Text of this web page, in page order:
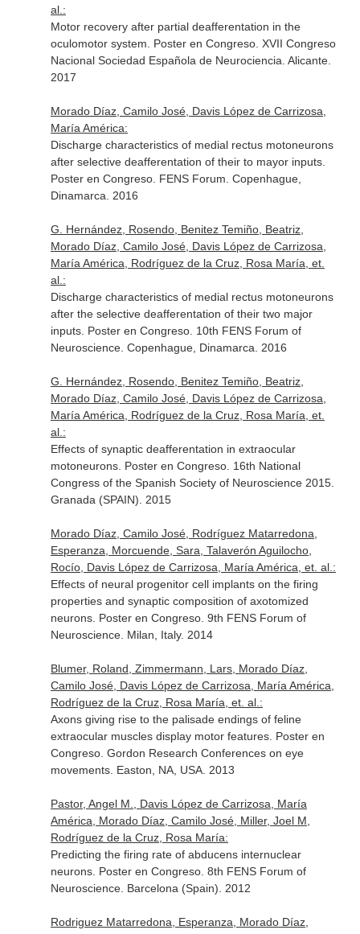
al.:
Motor recovery after partial deafferentation in the
oculomotor system. Poster en Congreso. XVII Congreso
Nacional Sociedad Española de Neurociencia. Alicante.
2017
Morado Díaz, Camilo José, Davis López de Carrizosa,
María América:
Discharge characteristics of medial rectus motoneurons
after selective deafferentation of their to mayor inputs.
Poster en Congreso. FENS Forum. Copenhague,
Dinamarca. 2016
G. Hernández, Rosendo, Benitez Temiño, Beatriz,
Morado Díaz, Camilo José, Davis López de Carrizosa,
María América, Rodríguez de la Cruz, Rosa María, et.
al.:
Discharge characteristics of medial rectus motoneurons
after the selective deafferentation of their two major
inputs. Poster en Congreso. 10th FENS Forum of
Neuroscience. Copenhague, Dinamarca. 2016
G. Hernández, Rosendo, Benitez Temiño, Beatriz,
Morado Díaz, Camilo José, Davis López de Carrizosa,
María América, Rodríguez de la Cruz, Rosa María, et.
al.:
Effects of synaptic deafferentation in extraocular
motoneurons. Poster en Congreso. 16th National
Congress of the Spanish Society of Neuroscience 2015.
Granada (SPAIN). 2015
Morado Díaz, Camilo José, Rodríguez Matarredona,
Esperanza, Morcuende, Sara, Talaverón Aguilocho,
Rocío, Davis López de Carrizosa, María América, et. al.:
Effects of neural progenitor cell implants on the firing
properties and synaptic composition of axotomized
neurons. Poster en Congreso. 9th FENS Forum of
Neuroscience. Milan, Italy. 2014
Blumer, Roland, Zimmermann, Lars, Morado Díaz,
Camilo José, Davis López de Carrizosa, María América,
Rodríguez de la Cruz, Rosa María, et. al.:
Axons giving rise to the palisade endings of feline
extraocular muscles display motor features. Poster en
Congreso. Gordon Research Conferences on eye
movements. Easton, NA, USA. 2013
Pastor, Angel M., Davis López de Carrizosa, María
América, Morado Díaz, Camilo José, Miller, Joel M,
Rodríguez de la Cruz, Rosa María:
Predicting the firing rate of abducens internuclear
neurons. Poster en Congreso. 8th FENS Forum of
Neuroscience. Barcelona (Spain). 2012
Rodriguez Matarredona, Esperanza, Morado Díaz,